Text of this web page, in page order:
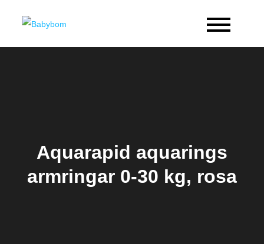
Aquarapid aquarings
armringar 0-30 kg, rosa